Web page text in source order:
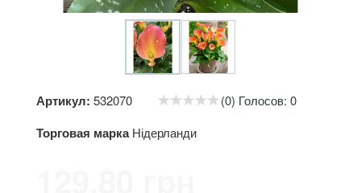
Артикул: 532070 (0) Голосов: 0
Торговая марка Нідерланди